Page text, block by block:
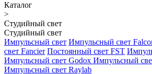
Каталог
>
Студийный свет
Студийный свет
Импульсный свет Импульсный свет
свет Fancier Постоянный свет FST
Импульсный свет Godox Импульсный
Импульсный свет Raylab